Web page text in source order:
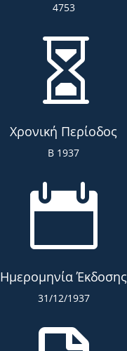
4753

Χρονική Περίοδος
Β 1937

Ημερομηνία Έκδοσης
31/12/1937